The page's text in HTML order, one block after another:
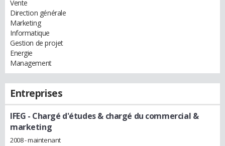
Vente
Direction générale
Marketing
Informatique
Gestion de projet
Energie
Management
Entreprises
IFEG - Chargé d'études & chargé du commercial &
marketing
2008 - maintenant